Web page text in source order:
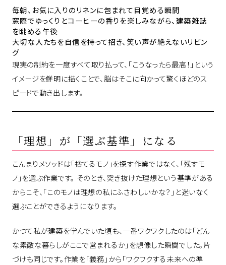
毎朝、お気に入りのリネンに包まれて目覚める瞬間
窓際でゆっくりとコーヒーの香りを楽しみながら、建築雑誌
を眺める午後
大切な人たちを自信を持って招き、笑い声が絶えないリビン
グ
現実の制約を一度すべて取り払って、「こうなったら最高！」という
イメージを鮮明に描くことで、脳はそこに向かって驚くほどのス
ピードで動き出します。
「理想」が「選ぶ基準」になる
こんまりメソッドは「捨てるモノ」を探す作業ではなく、「残すモ
ノ」を選ぶ作業です。 そのとき、突き抜けた理想という基準がある
からこそ、「このモノは理想の私にふさわしいかな？」と迷いなく
選ぶことができるようになります。
かつて私が建築を学んでいた頃も、一番ワクワクしたのは「どん
な素敵な暮らしがここで営まれるか」を想像した瞬間でした。片
づけも同じです。作業を「義務」から「ワクワクする未来への準